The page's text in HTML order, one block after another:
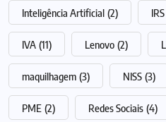
Inteligência Artificial (2) IRS
IVA (11) Lenovo (2)
maquilhagem (3) NISS (3)
PME (2) Redes Sociais (4)